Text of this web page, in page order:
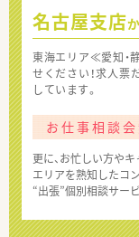
名古屋支店
東海エリア≪愛知・
せください！求人票
しています。
お仕事相談会
更に、お忙しい方や
エリアを熟知したコ
“出張”個別相談サー